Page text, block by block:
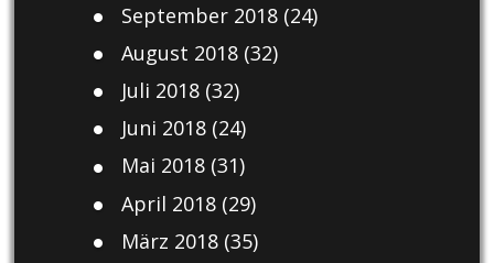
September 2018(24)
August 2018(32)
Juli 2018(32)
Juni 2018(24)
Mai 2018(31)
April 2018(29)
März 2018(35)